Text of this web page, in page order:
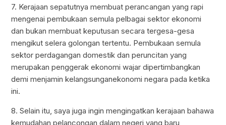
7. Kerajaan sepatutnya membuat perancangan yang rapi
mengenai pembukaan semula pelbagai sektor ekonomi
dan bukan membuat keputusan secara tergesa-gesa
mengikut selera golongan tertentu. Pembukaan semula
sektor perdagangan domestik dan peruncitan yang
merupakan penggerak ekonomi wajar dipertimbangkan
demi menjamin kelangsunganekonomi negara pada ketika
ini.
8. Selain itu, saya juga ingin mengingatkan kerajaan bahawa
kemudahan pelancongan dalam negeri yang baru